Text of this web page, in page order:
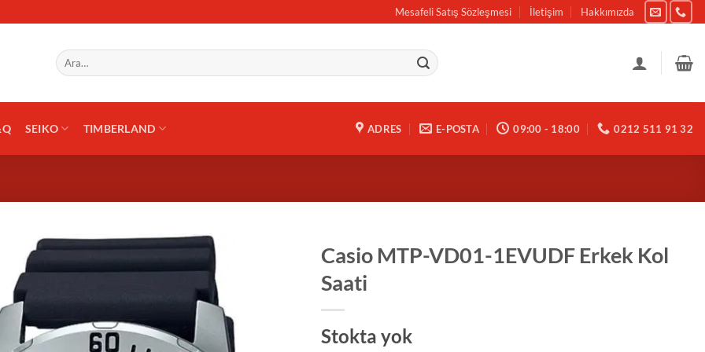
Mesafeli Satış Sözleşmesi İletişim Hakkımızda
Ara:
SEIKO TIMBERLAND ADRES E-POSTA 09:00 - 18:00 0212 511 91 32
Casio MTP-VD01-1EVUDF Erkek Kol
Saati
Stokta yok